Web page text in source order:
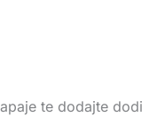
te dodajte